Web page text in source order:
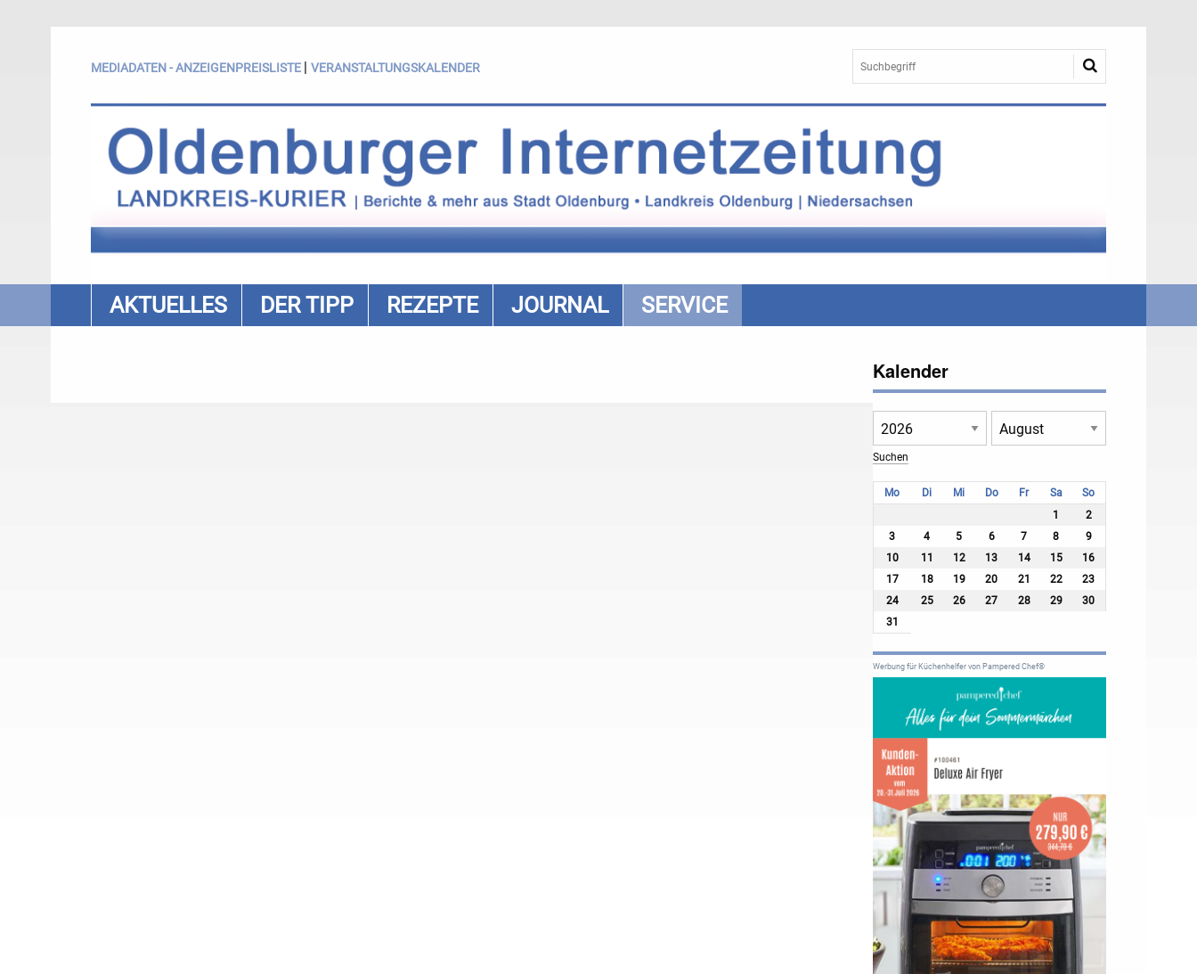
MEDIADATEN - ANZEIGENPREISLISTE | VERANSTALTUNGSKALENDER
AKTUELLES DER TIPP REZEPTE JOURNAL SERVICE
Kalender
Mo Di Mi Do Fr Sa
So
1
2
3
4 5 6 7 8
9
10
11 12 13 14 15
16
17
18 19 20 21 22
23
24
25 26 27 28 29
30
31
Werbung für Küchenhelfer von Pampered Chef®